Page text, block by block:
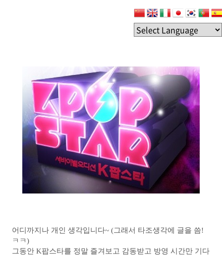
어디까지나 개인 생각입니다~ (그래서 타조생각에 글을 씀!
ㅋㅋ)
그동안 K팝스타를 정말 즐겨보고 감동받고 방영 시간만 기다